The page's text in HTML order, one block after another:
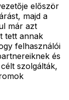
először
majd a
már azt
tett annak
felhasználói
és
szolgálták,